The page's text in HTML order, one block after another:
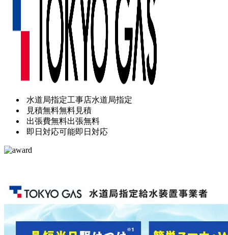
水道局指定工事店水道局指定
見積無料無料見積
出張費無料出張無料
即日対応可能即日対応